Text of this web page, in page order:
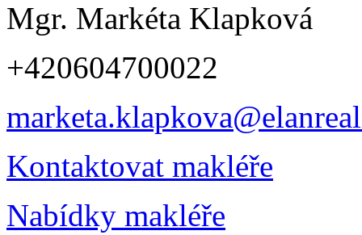
Mgr. Markéta Klapková
+420604700022
Kontaktovat makléře
Nabídky makléře